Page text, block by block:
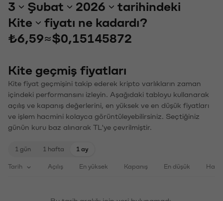
3 Şubat 2026
tarihindeki
Kite
fiyatı ne kadardı?
₺6,59≈$0,15145872
Kite geçmiş fiyatları
Kite fiyat geçmişini takip ederek kripto varlıkların zaman
içindeki performansını izleyin. Aşağıdaki tabloyu kullanarak
açılış ve kapanış değerlerini, en yüksek ve en düşük fiyatları
ve işlem hacmini kolayca görüntüleyebilirsiniz. Seçtiğiniz
günün kuru baz alınarak TL'ye çevrilmiştir.
1 gün 1 hafta 1 ay
Tarih Açılış En yüksek Kapanış En düşük